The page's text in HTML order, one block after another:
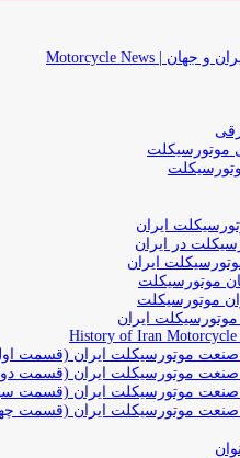
موتورسیکلت
ایران
در ایران
ایران
موتورسیکلت
موتورسیکلت
ایران
History of Iran Motorcycle
صنعت موتورسیکلت ایران (قسمت
صنعت موتورسیکلت ایران (قسمت
صنعت موتورسیکلت ایران (قسمت
صنعت موتورسیکلت ایران (قسمت